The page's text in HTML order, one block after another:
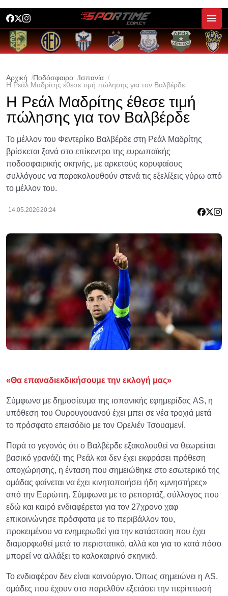
Αρχική Ποδόσφαιρο
Ισπανία
Η Ρεάλ Μαδρίτης έθεσε τιμή πώλησης για τον Βαλβέρδε
Η Ρεάλ Μαδρίτης έθεσε τιμή
πώλησης για τον Βαλβέρδε
Το μέλλον του Φεντερίκο Βαλβέρδε στη Ρεάλ Μαδρίτης
βρίσκεται ξανά στο επίκεντρο της ευρωπαϊκής
ποδοσφαιρικής σκηνής, με αρκετούς κορυφαίους
συλλόγους να παρακολουθούν στενά τις εξελίξεις γύρω από
το μέλλον του.
14.05.202620:24
«Θα επαναδιεκδικήσουμε την εκλογή μας»
Σύμφωνα με δημοσίευμα της ισπανικής εφημερίδας AS, η
υπόθεση του Ουρουγουανού έχει μπει σε νέα τροχιά μετά
το πρόσφατο επεισόδιο με τον Ορελιέν Τσουαμενί.
Παρά το γεγονός ότι ο Βαλβέρδε εξακολουθεί να θεωρείται
βασικό γρανάζι της Ρεάλ και δεν έχει εκφράσει πρόθεση
αποχώρησης, η ένταση που σημειώθηκε στο εσωτερικό της
ομάδας φαίνεται να έχει κινητοποιήσει ήδη «μνηστήρες»
από την Ευρώπη. Σύμφωνα με το ρεπορτάζ, σύλλογος που
εδώ και καιρό ενδιαφέρεται για τον 27χρονο χαφ
επικοινώνησε πρόσφατα με το περιβάλλον του,
προκειμένου να ενημερωθεί για την κατάσταση που έχει
διαμορφωθεί μετά το περιστατικό, αλλά και για το κατά πόσο
μπορεί να αλλάξει το καλοκαιρινό σκηνικό.
Το ενδιαφέρον δεν είναι καινούργιο. Όπως σημειώνει η AS,
ομάδες που έχουν στο παρελθόν εξετάσει την περίπτωσή